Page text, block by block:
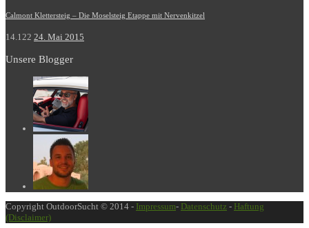
Calmont Klettersteig – Die Moselsteig Etappe mit Nervenkitzel
14.122 24. Mai 2015
Unsere Blogger
Copyright OutdoorSucht © 2014 - Impressum- Datenschutz - Haftung
(Disclaimer)